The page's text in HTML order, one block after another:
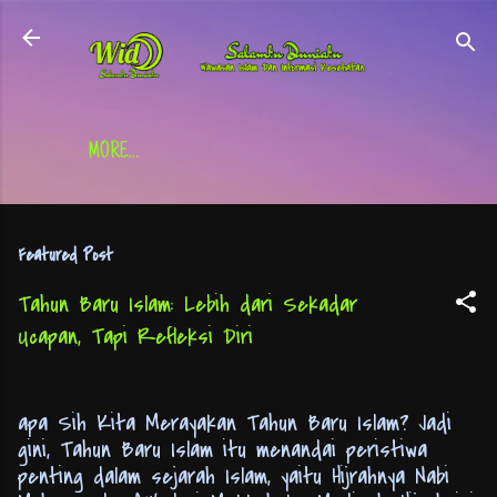
Skip to main content
MORE…
Featured Post
Tahun Baru Islam: Lebih dari Sekadar
Ucapan, Tapi Refleksi Diri
apa Sih Kita Merayakan Tahun Baru Islam? Jadi
gini, Tahun Baru Islam itu menandai peristiwa
penting dalam sejarah Islam, yaitu Hijrahnya Nabi